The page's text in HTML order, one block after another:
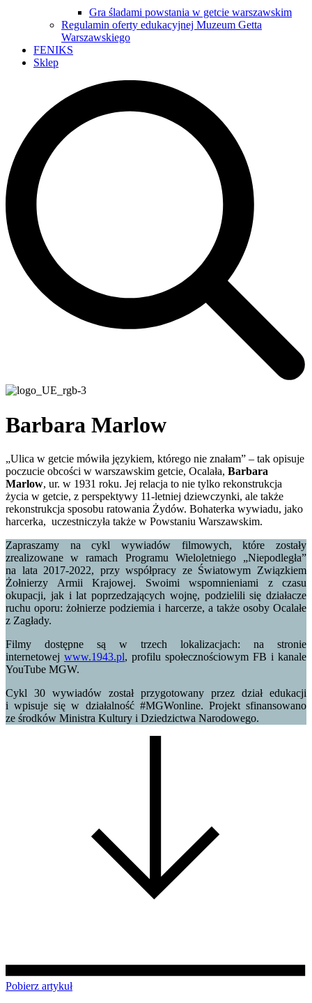
Gra śladami powstania w getcie warszawskim
Regulamin oferty edukacyjnej Muzeum Getta
Warszawskiego
FENIKS
Sklep
Barbara Marlow
„Ulica w getcie mówiła językiem, którego nie znałam” – tak opisuje
poczucie obcości w warszawskim getcie, Ocalała, Barbara
Marlow, ur. w 1931 roku. Jej relacja to nie tylko rekonstrukcja
życia w getcie, z perspektywy 11-letniej dziewczynki, ale także
rekonstrukcja sposobu ratowania Żydów. Bohaterka wywiadu, jako
harcerka, uczestniczyła także w Powstaniu Warszawskim.
Zapraszamy na cykl wywiadów filmowych, które zostały
zrealizowane w ramach Programu Wieloletniego „Niepodległa”
na lata 2017-2022, przy współpracy ze Światowym Związkiem
Żołnierzy Armii Krajowej. Swoimi wspomnieniami z czasu
okupacji, jak i lat poprzedzających wojnę, podzielili się działacze
ruchu oporu: żołnierze podziemia i harcerze, a także osoby Ocalałe
z Zagłady.
Filmy dostępne są w trzech lokalizacjach: na stronie
internetowej www.1943.pl, profilu społecznościowym FB i kanale
YouTube MGW.
Cykl 30 wywiadów został przygotowany przez dział edukacji
i wpisuje się w działalność #MGWonline. Projekt sfinansowano
ze środków Ministra Kultury i Dziedzictwa Narodowego.
Pobierz artykuł